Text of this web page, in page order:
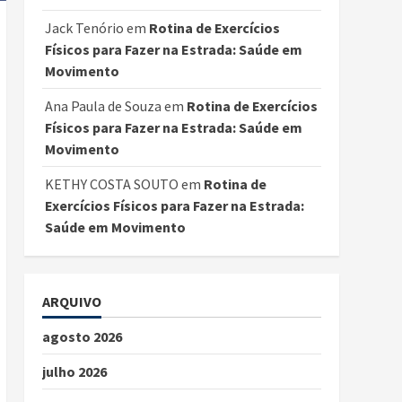
Jack Tenório em Rotina de Exercícios
Físicos para Fazer na Estrada: Saúde em
Movimento
Ana Paula de Souza em Rotina de Exercícios
Físicos para Fazer na Estrada: Saúde em
Movimento
KETHY COSTA SOUTO em Rotina de
Exercícios Físicos para Fazer na Estrada:
Saúde em Movimento
ARQUIVO
agosto 2026
julho 2026